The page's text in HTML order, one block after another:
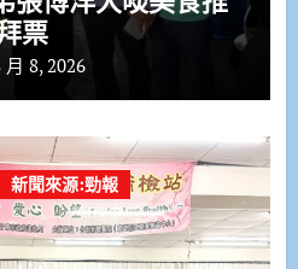
票
月 8, 2026
新聞來源:勁報